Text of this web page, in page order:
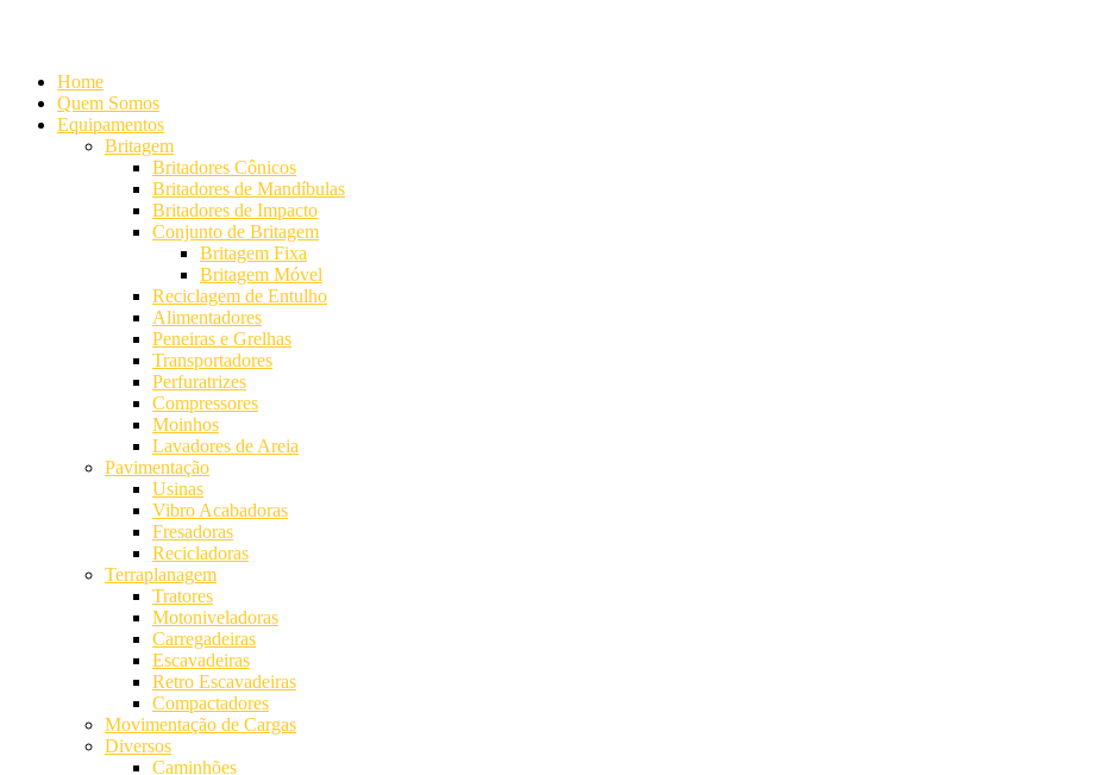
Home
Quem Somos
Equipamentos
Britagem
Britadores Cônicos
Britadores de Mandíbulas
Britadores de Impacto
Conjunto de Britagem
Britagem Fixa
Britagem Móvel
Reciclagem de Entulho
Alimentadores
Peneiras e Grelhas
Transportadores
Perfuratrizes
Compressores
Moinhos
Lavadores de Areia
Pavimentação
Usinas
Vibro Acabadoras
Fresadoras
Recicladoras
Terraplanagem
Tratores
Motoniveladoras
Carregadeiras
Escavadeiras
Retro Escavadeiras
Compactadores
Movimentação de Cargas
Diversos
Caminhões